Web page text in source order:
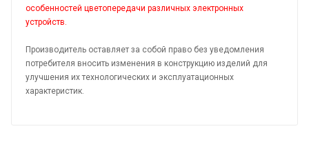
особенностей цветопередачи различных электронных
устройств.
Производитель оставляет за собой право без уведомления
потребителя вносить изменения в конструкцию изделий для
улучшения их технологических и эксплуатационных
характеристик.